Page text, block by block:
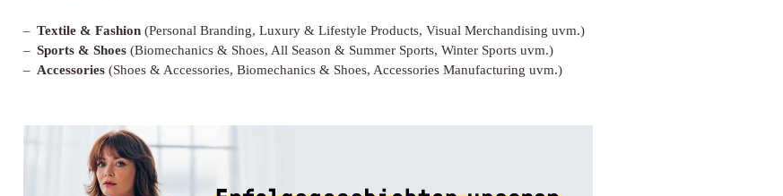
Textile & Fashion (Personal Branding, Luxury & Lifestyle Products, Visual Merchandising uvm.)
Sports & Shoes (Biomechanics & Shoes, All Season & Summer Sports, Winter Sports uvm.)
Accessories (Shoes & Accessories, Biomechanics & Shoes, Accessories Manufacturing uvm.)